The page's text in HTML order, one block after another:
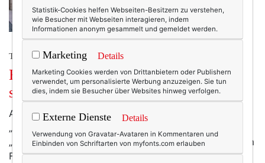
TEXTERELLA PERSÖNLICH.
Btw: Warum es auf Texterella ruhig
schön sein darf
Auf Instagram grassiert gerade ein neuer Hype: der
„Btw“-Trend („btw“ = „by the way“; deutsch:
„übrigens“). Dabei geht es um „die Wahrheit hinter dem
Foto“: wie sich Frauen wirklich gefühlt haben, als das
Statistik-Cookies helfen Webseiten-Besitzern zu verstehen,
wie Besucher mit Webseiten interagieren, indem
Informationen anonym gesammelt und gemeldet werden.
Marketing Details
Marketing Cookies werden von Drittanbietern oder Publishern
verwendet, um personalisierte Werbung anzuzeigen. Sie tun
dies, indem sie Besucher über Websites hinweg verfolgen.
Externe Dienste Details
Verwendung von Gravatar-Avataren in Kommentaren und
Einbinden von Schriftarten von myfonts.com erlauben